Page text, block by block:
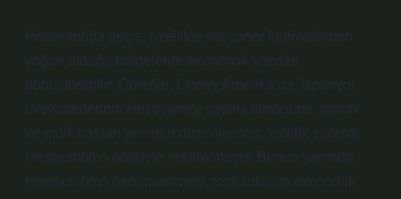
Hristiyanlığa geçiş, özellikle misyoner faaliyetlerinin
yoğun olduğu bölgelerde ekonomik yapıları
dönüştürebilir. Örneğin, Güney Amerika’da, İspanyol
misyonerlerinin Hristiyanlığı yayma sürecinde, toprak
ve mülk hakları yeniden düzenlenmiş, kölelik sistemi,
Hristiyanlığın etkisiyle şekillenmiştir. Bunun yanında,
Hristiyanlığın benimsenmesi, toplulukların ekonomik